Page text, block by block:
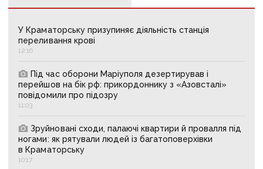
У Краматорську призупиняє діяльність станція
переливання крові
12:16
Під час оборони Маріуполя дезертирував і
перейшов на бік рф: прикордоннику з «Азовсталі»
повідомили про підозру
11:03
Зруйновані сходи, палаючі квартири й провалля під
ногами: як рятували людей із багатоповерхівки
в Краматорську
10:17